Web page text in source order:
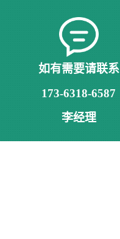
如有需要请联系
173-6318-6587
李经理